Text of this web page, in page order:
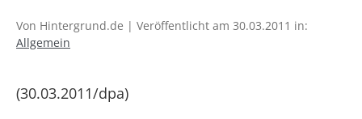
Von Hintergrund.de | Veröffentlicht am 30.03.2011 in:
Allgemein
(30.03.2011/dpa)